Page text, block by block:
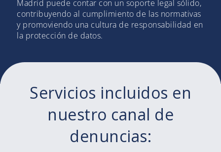
Madrid puede contar con un soporte legal sólido,
contribuyendo al cumplimiento de las normativas
y promoviendo una cultura de responsabilidad en
la protección de datos.
Servicios incluidos en
nuestro canal de
denuncias: